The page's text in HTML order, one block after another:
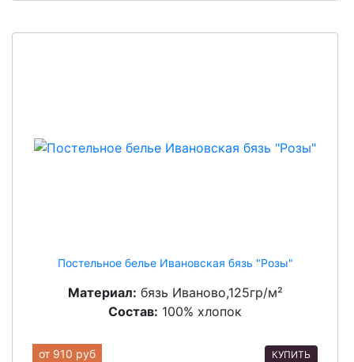
Постельное белье Ивановская бязь "Розы"
Материал: бязь Иваново,125гр/м²
Состав: 100% хлопок
от 910 руб КУПИТЬ